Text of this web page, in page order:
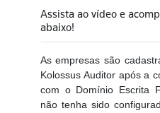
Assista ao vídeo e
abaixo!
As empresas são
Kolossus Auditor após a
com o Domínio Escrita
não tenha sido